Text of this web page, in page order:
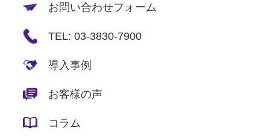
お問い合わせフォーム
TEL: 03-3830-7900
導入事例
お客様の声
コラム